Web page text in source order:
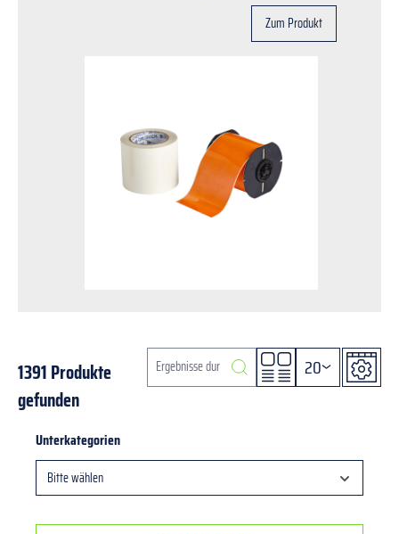
Zum Produkt
1391 Produkte
gefunden
20
Unterkategorien
Bitte wählen